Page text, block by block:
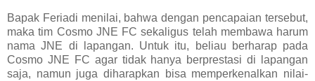
Bapak Feriadi menilai, bahwa dengan pencapaian tersebut,
maka tim Cosmo JNE FC sekaligus telah membawa harum
nama JNE di lapangan. Untuk itu, beliau berharap pada
Cosmo JNE FC agar tidak hanya berprestasi di lapangan
saja, namun juga diharapkan bisa memperkenalkan nilai-